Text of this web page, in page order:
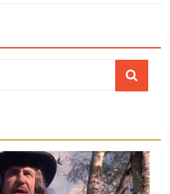
n Cl
o
m
n til
ar